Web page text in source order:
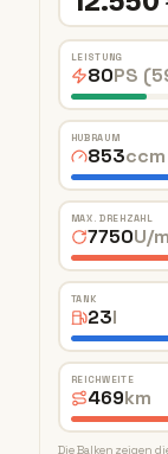
LEISTUNG
80PS
HUBRAUM
853ccm
MAX. DREHZAHL
7750U/
TANK
23l
REICHWEITE
469km
Die Balken zeigen